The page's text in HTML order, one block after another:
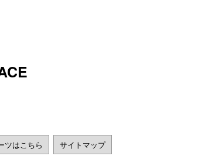
ツはこちら サイトマップ